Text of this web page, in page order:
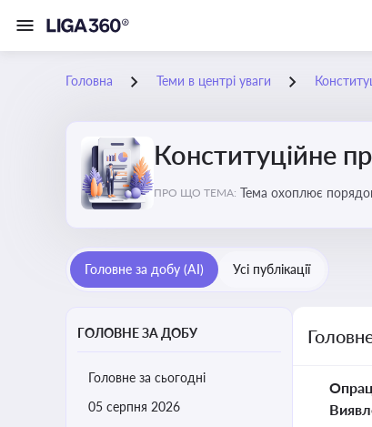
Головна Теми в центрі уваги
Конституційне
ПРО ЩО ТЕМА: Тема охоплює
Головне за добу (AI) Усі публікації
ГОЛОВНЕ ЗА ДОБУ
Головне за сьогодні
05 серпня 2026